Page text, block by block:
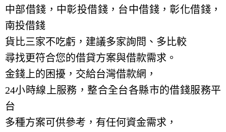
中部借錢，中彰投借錢，台中借錢，彰化借錢，
南投借錢
貨比三家不吃虧，建議多家詢問、多比較
尋找更符合您的借貸方案與借款需求。
金錢上的困擾，交給台灣借款網，
24小時線上服務，整合全台各縣市的借錢服務平
台
多種方案可供參考，有任何資金需求，